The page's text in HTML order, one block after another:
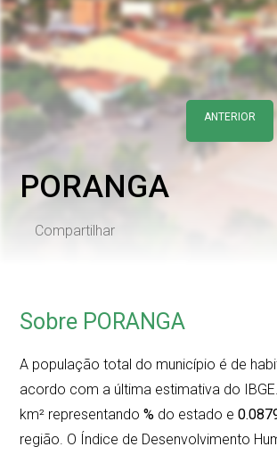
ANTERIOR
PORANGA
Compartilhar
Sobre PORANGA
A população total do município é de
acordo com a última estimativa do
km² representando % do estado e
região. O Índice de Desenvolvimento